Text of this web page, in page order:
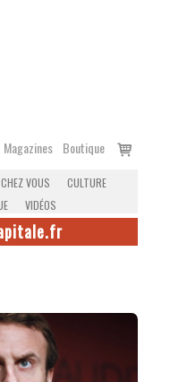
Magazines Boutique
Voir
VOUS
CULTURE
VIDÉOS